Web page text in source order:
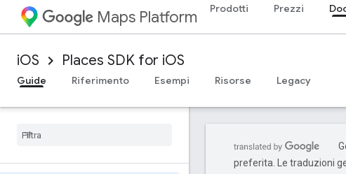
Maps Platform Prodotti Prezzi
iOS Places SDK for iOS
Guide
Riferimento Esempi Risorse Legacy
preferita. Le traduzioni